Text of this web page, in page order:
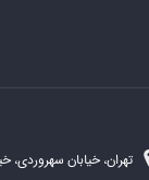
تهران، خیابان